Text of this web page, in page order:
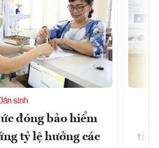
Dân sinh
đóng bảo hiểm
tỷ lệ hưởng các